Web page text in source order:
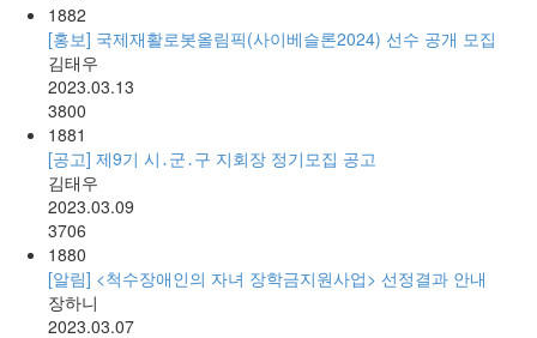
1882
[홍보] 국제재활로봇올림픽(사이베슬론2024) 선수 공개 모집
김태우
2023.03.13
3800
1881
[공고] 제9기 시․군․구 지회장 정기모집 공고
김태우
2023.03.09
3706
1880
[알림] <척수장애인의 자녀 장학금지원사업> 선정결과 안내
장하니
2023.03.07